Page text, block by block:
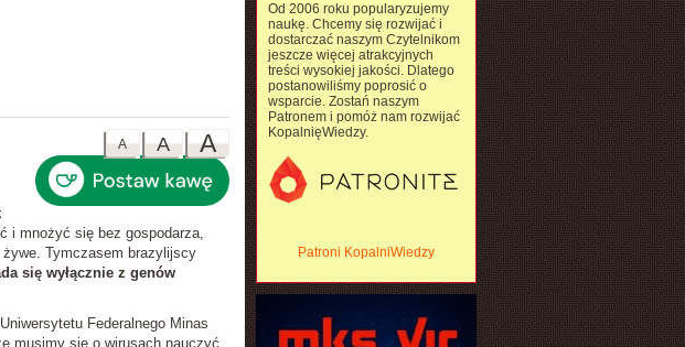
A
A
A
i mnożyć się bez gospodarza,
Tymczasem brazylijscy
się wyłącznie z genów
Federalnego Minas
musimy się o wirusach nauczyć.
Od 2006 roku popularyzujemy
naukę. Chcemy się rozwijać i
dostarczać naszym Czytelnikom
jeszcze więcej atrakcyjnych
treści wysokiej jakości. Dlatego
postanowiliśmy poprosić o
wsparcie. Zostań naszym
Patronem i pomóż nam rozwijać
KopalnięWiedzy.
Patroni KopalniWiedzy